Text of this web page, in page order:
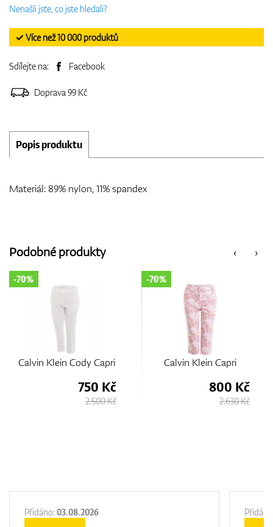
Nenašli jste, co jste hledali?
✓ Více než 10 000 produktů
Sdílejte na: Facebook
Doprava 99 Kč
Popis produktu
Materiál: 89% nylon, 11% spandex
‹
Podobné produkty ›
Calvin Klein Capri
800 Kč
2.630 Kč
Calvin Klein Cody Capri
750 Kč
2.500 Kč
Přidáno: 03.08.2026